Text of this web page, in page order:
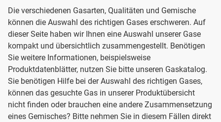
Die verschiedenen Gasarten, Qualitäten und Gemische
können die Auswahl des richtigen Gases erschweren. Auf
dieser Seite haben wir Ihnen eine Auswahl unserer Gase
kompakt und übersichtlich zusammengestellt. Benötigen
Sie weitere Informationen, beispielsweise
Produktdatenblätter, nutzen Sie bitte unseren Gaskatalog.
Sie benötigen Hilfe bei der Auswahl des richtigen Gases,
können das gesuchte Gas in unserer Produktübersicht
nicht finden oder brauchen eine andere Zusammensetzung
eines Gemisches? Bitte nehmen Sie in diesem Fällen direkt